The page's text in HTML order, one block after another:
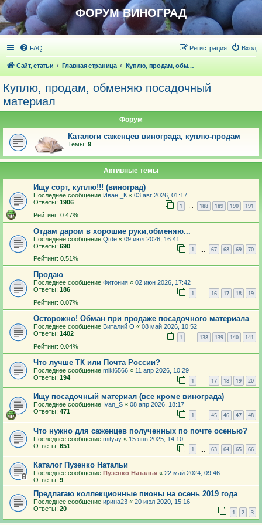
ФОРУМ ВИНОГРАД
FAQ Вход
Регистрация
Сайт, статьи Главная страница Куплю, продам, обменяю посадочный материал
Куплю, продам, обменяю посадочный
материал
Форум
Каталоги саженцев винограда, куплю-продам
Темы: 9
Активные темы
Ищу сорт, куплю!!! (виноград)
Последнее сообщение Иван _К « 03 авг 2026, 01:17
Ответы: 1906 1 … 188 189 190 191
Рейтинг: 0.47%
Отдам даром в хорошие руки,обменяю...
Последнее сообщение Qtde « 09 июл 2026, 16:41
Ответы: 690 1 67 68 69 70
Рейтинг: 0.51%
Продаю
Последнее сообщение Фитония « 02 июн 2026, 17:42
Ответы: 186 1 … 16 17 18 19
Рейтинг: 0.07%
Осторожно! Обман при продаже посадочного материала
Последнее сообщение Виталий О « 08 май 2026, 10:52
Ответы: 1402 1 … 138 139 140 141
Рейтинг: 0.04%
Что лучше ТК или Почта России?
Последнее сообщение mikl6566 « 11 апр 2026, 10:29
Ответы: 194 1 17 18 19 20
Ищу посадочный материал (все кроме винограда)
Последнее сообщение Ivan_S « 08 апр 2026, 18:17
Ответы: 471 1 … 45 46 47 48
Что нужно для саженцев полученных по почте осенью?
Последнее сообщение mityay « 15 янв 2025, 14:10
Ответы: 651 1 63 64 65 66
Каталог Пузенко Натальи
Последнее сообщение Пузенко Наталья « 22 май 2024, 09:46
Ответы: 9
Предлагаю коллекционные пионы на осень 2019 года
Последнее сообщение ирина23 « 20 июл 2020, 15:16
Ответы: 20 1 2 3